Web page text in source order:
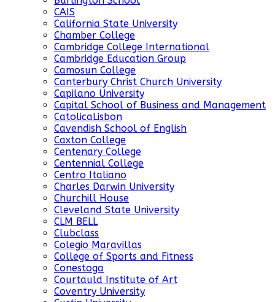
CAIS
California State University
Chamber College
Cambridge College International
Cambridge Education Group
Camosun College
Canterbury Christ Church University
Capilano University
Capital School of Business and Management
CatolicaLisbon
Cavendish School of English
Caxton College
Centenary College
Centennial College
Centro Italiano
Charles Darwin University
Churchill House
Cleveland State University
CLM BELL
Clubclass
Colegio Maravillas
College of Sports and Fitness
Conestoga
Courtauld Institute of Art
Coventry University